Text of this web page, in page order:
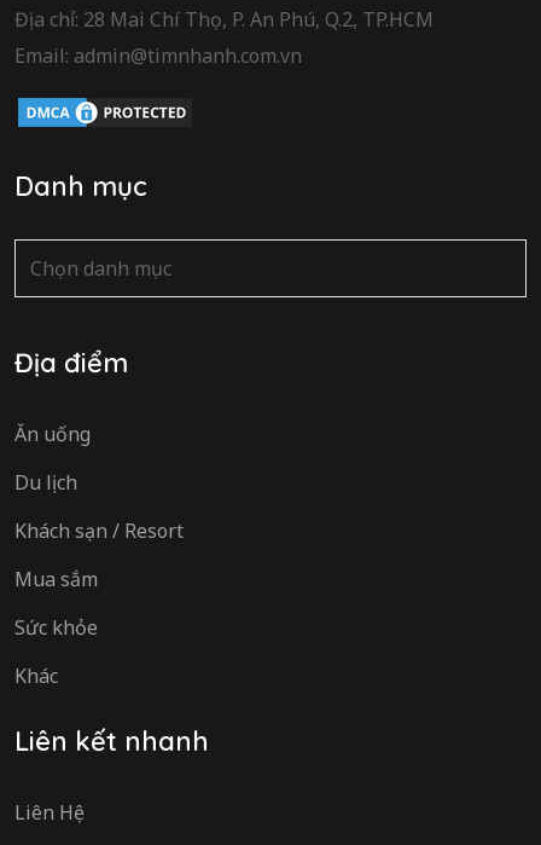
Địa chỉ: 28 Mai Chí Thọ, P. An Phú, Q.2, TP.HCM
Email: admin@timnhanh.com.vn
Danh mục
Danh
mục
Địa điểm
Ăn uống
Du lịch
Khách sạn / Resort
Mua sắm
Sức khỏe
Khác
Liên kết nhanh
Liên Hệ